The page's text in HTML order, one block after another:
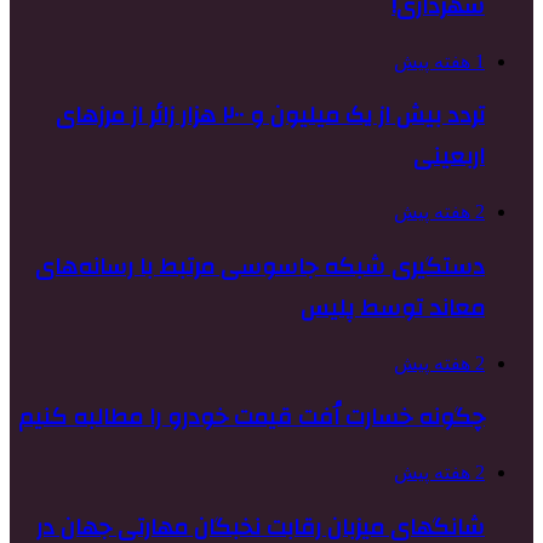
1 هفته پیش
تردد بیش از یک میلیون و ۲۰۰ هزار زائر از مرزهای
اربعینی
2 هفته پیش
دستگیری شبکه جاسوسی مرتبط با رسانه‌های
معاند توسط پلیس
2 هفته پیش
چگونه خسارت اُفت قیمت خودرو را مطالبه کنیم
2 هفته پیش
شانگهای میزبان رقابت نخبگان مهارتی جهان در